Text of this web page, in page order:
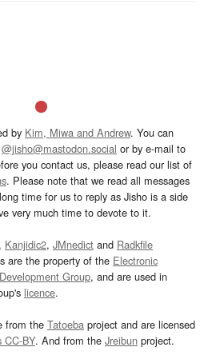
by Kim, Miwa and Andrew. You can
@jisho@mastodon.social or by e-mail to
you contact us, please read our list of
. Please note that we read all messages
time for us to reply as Jisho is a side
very much time to devote to it.
, Kanjidic2, JMnedict and Radkfile
are the property of the Electronic
Group, and are used in
licence.
from the Tatoeba project and are licensed
CC-BY. And from the Jreibun project.